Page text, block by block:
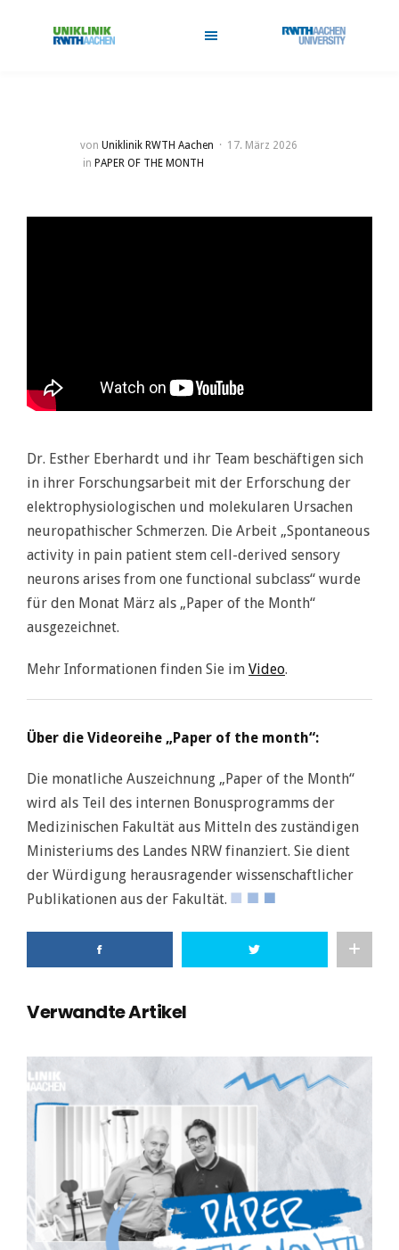
von Uniklinik RWTH Aachen
17. März 2026
in PAPER OF THE MONTH
Dr. Esther Eberhardt und ihr Team beschäftigen sich
in ihrer Forschungsarbeit mit der Erforschung der
elektrophysiologischen und molekularen Ursachen
neuropathischer Schmerzen. Die Arbeit „Spontaneous
activity in pain patient stem cell-derived sensory
neurons arises from one functional subclass“ wurde
für den Monat März als „Paper of the Month“
ausgezeichnet.
Mehr Informationen finden Sie im Video.
Über die Videoreihe „Paper of the month“:
Die monatliche Auszeichnung „Paper of the Month“
wird als Teil des internen Bonusprogramms der
Medizinischen Fakultät aus Mitteln des zuständigen
Ministeriums des Landes NRW finanziert. Sie dient
der Würdigung herausragender wissenschaftlicher
Publikationen aus der Fakultät.
Verwandte Artikel